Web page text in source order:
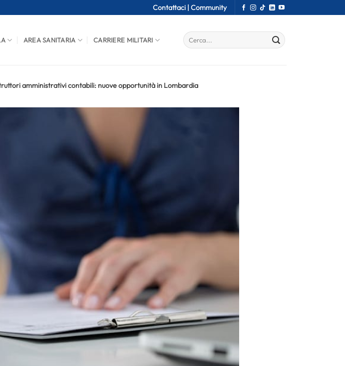
Contattaci | Community
AREA SANITARIA CARRIERE MILITARI
amministrativi contabili: nuove opportunità in Lombardia